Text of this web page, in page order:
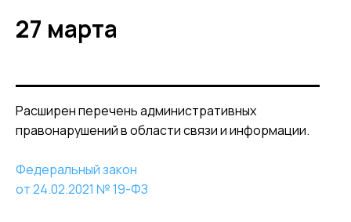
27 марта
Расширен перечень административных
правонарушений в области связи и информации.
Федеральный закон
от 24.02.2021 № 19-ФЗ